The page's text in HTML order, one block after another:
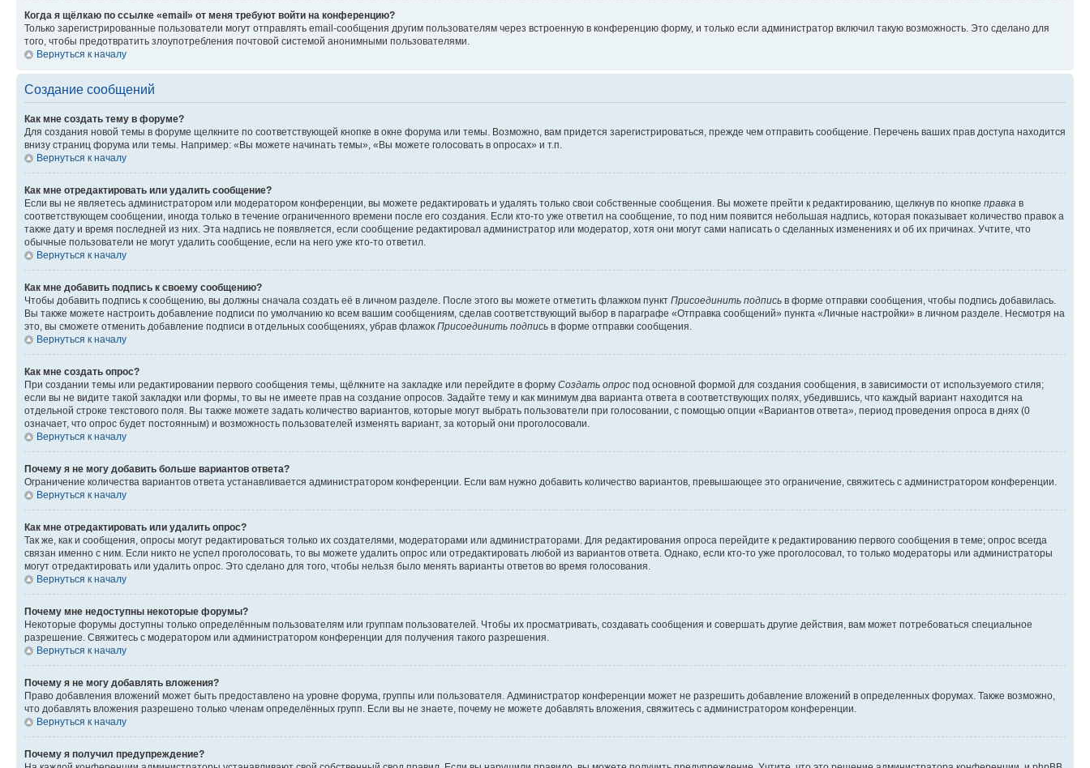
Когда я щёлкаю по ссылке «email» от меня требуют войти на конференцию?
Только зарегистрированные пользователи могут отправлять email-сообщения другим пользователям через встроенную в конференцию форму, и только если администратор включил такую возможность. Это сделано для
того, чтобы предотвратить злоупотребления почтовой системой анонимными пользователями.
Вернуться к началу
Создание сообщений
Как мне создать тему в форуме?
Для создания новой темы в форуме щелкните по соответствующей кнопке в окне форума или темы. Возможно, вам придется зарегистрироваться, прежде чем отправить сообщение. Перечень ваших прав доступа находится
внизу страниц форума или темы. Например: «Вы можете начинать темы», «Вы можете голосовать в опросах» и т.п.
Вернуться к началу
Как мне отредактировать или удалить сообщение?
Если вы не являетесь администратором или модератором конференции, вы можете редактировать и удалять только свои собственные сообщения. Вы можете прейти к редактированию, щелкнув по кнопке правка в
соответствующем сообщении, иногда только в течение ограниченного времени после его создания. Если кто-то уже ответил на сообщение, то под ним появится небольшая надпись, которая показывает количество правок а
также дату и время последней из них. Эта надпись не появляется, если сообщение редактировал администратор или модератор, хотя они могут сами написать о сделанных изменениях и об их причинах. Учтите, что
обычные пользователи не могут удалить сообщение, если на него уже кто-то ответил.
Вернуться к началу
Как мне добавить подпись к своему сообщению?
Чтобы добавить подпись к сообщению, вы должны сначала создать её в личном разделе. После этого вы можете отметить флажком пункт Присоединить подпись в форме отправки сообщения, чтобы подпись добавилась.
Вы также можете настроить добавление подписи по умолчанию ко всем вашим сообщениям, сделав соответствующий выбор в параграфе «Отправка сообщений» пункта «Личные настройки» в личном разделе. Несмотря на
это, вы сможете отменить добавление подписи в отдельных сообщениях, убрав флажок Присоединить подпись в форме отправки сообщения.
Вернуться к началу
Как мне создать опрос?
При создании темы или редактировании первого сообщения темы, щёлкните на закладке или перейдите в форму Создать опрос под основной формой для создания сообщения, в зависимости от используемого стиля;
если вы не видите такой закладки или формы, то вы не имеете прав на создание опросов. Задайте тему и как минимум два варианта ответа в соответствующих полях, убедившись, что каждый вариант находится на
отдельной строке текстового поля. Вы также можете задать количество вариантов, которые могут выбрать пользователи при голосовании, с помощью опции «Вариантов ответа», период проведения опроса в днях (0
означает, что опрос будет постоянным) и возможность пользователей изменять вариант, за который они проголосовали.
Вернуться к началу
Почему я не могу добавить больше вариантов ответа?
Ограничение количества вариантов ответа устанавливается администратором конференции. Если вам нужно добавить количество вариантов, превышающее это ограничение, свяжитесь с администратором конференции.
Вернуться к началу
Как мне отредактировать или удалить опрос?
Так же, как и сообщения, опросы могут редактироваться только их создателями, модераторами или администраторами. Для редактирования опроса перейдите к редактированию первого сообщения в теме; опрос всегда
связан именно с ним. Если никто не успел проголосовать, то вы можете удалить опрос или отредактировать любой из вариантов ответа. Однако, если кто-то уже проголосовал, то только модераторы или администраторы
могут отредактировать или удалить опрос. Это сделано для того, чтобы нельзя было менять варианты ответов во время голосования.
Вернуться к началу
Почему мне недоступны некоторые форумы?
Некоторые форумы доступны только определённым пользователям или группам пользователей. Чтобы их просматривать, создавать сообщения и совершать другие действия, вам может потребоваться специальное
разрешение. Свяжитесь с модератором или администратором конференции для получения такого разрешения.
Вернуться к началу
Почему я не могу добавлять вложения?
Право добавления вложений может быть предоставлено на уровне форума, группы или пользователя. Администратор конференции может не разрешить добавление вложений в определенных форумах. Также возможно,
что добавлять вложения разрешено только членам определённых групп. Если вы не знаете, почему не можете добавлять вложения, свяжитесь с администратором конференции.
Вернуться к началу
Почему я получил предупреждение?